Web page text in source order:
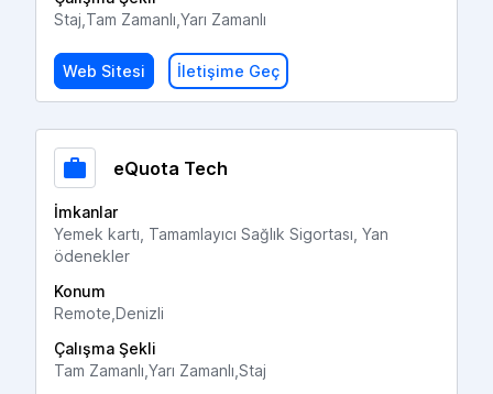
Staj,Tam Zamanlı,Yarı Zamanlı
Web Sitesi İletişime Geç
eQuota Tech
İmkanlar
Yemek kartı, Tamamlayıcı Sağlık Sigortası, Yan
ödenekler
Konum
Remote,Denizli
Çalışma Şekli
Tam Zamanlı,Yarı Zamanlı,Staj